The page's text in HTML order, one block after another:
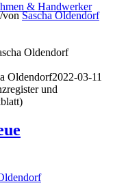
& Handwerker
/vonSascha Oldendorf
Oldendorf
Oldendorf2022-03-11
und